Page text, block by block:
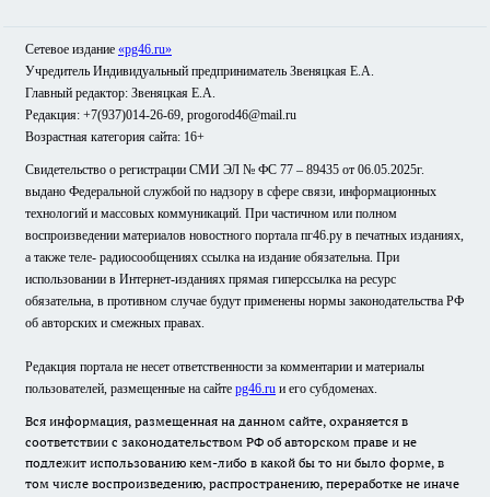
Сетевое издание «pg46.ru»
Учредитель Индивидуальный предприниматель Звеняцкая Е.А.
Главный редактор: Звеняцкая Е.А.
Редакция: +7(937)014-26-69, progorod46@mail.ru
Возрастная категория сайта: 16+
Свидетельство о регистрации СМИ ЭЛ № ФС 77 – 89435 от 06.05.2025г.
выдано Федеральной службой по надзору в сфере связи, информационных
технологий и массовых коммуникаций. При частичном или полном
воспроизведении материалов новостного портала пг46.ру в печатных изданиях,
а также теле- радиосообщениях ссылка на издание обязательна. При
использовании в Интернет-изданиях прямая гиперссылка на ресурс
обязательна, в противном случае будут применены нормы законодательства РФ
об авторских и смежных правах.
Редакция портала не несет ответственности за комментарии и материалы
пользователей, размещенные на сайте pg46.ru и его субдоменах.
Вся информация, размещенная на данном сайте, охраняется в
соответствии с законодательством РФ об авторском праве и не
подлежит использованию кем-либо в какой бы то ни было форме, в
том числе воспроизведению, распространению, переработке не иначе